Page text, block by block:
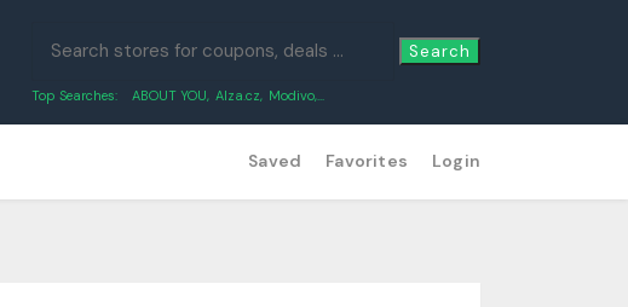
Search
Top Searches: ABOUT YOU, Alza.cz, Modivo,...
Saved Favorites Login